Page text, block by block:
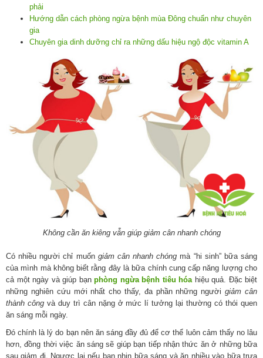
phải
Hướng dẫn cách phòng ngừa bệnh mùa Đông chuẩn như chuyên
gia
Chuyên gia dinh dưỡng chỉ ra những dấu hiệu ngộ độc vitamin A
Không cần ăn kiêng vẫn giúp giảm cân nhanh chóng
Có nhiều người chỉ muốn giảm cân nhanh chóng mà “hi sinh” bữa sáng
của mình mà không biết rằng đây là bữa chính cung cấp năng lượng cho
cả một ngày và giúp bạn phòng ngừa bệnh tiêu hóa hiệu quả. Đặc biệt
những nghiên cứu mới nhất cho thấy, đa phần những ngườigiảm cân
thành côngvà duy trì cân nặng ở mức lí tưởng lại thường có thói quen
ăn sáng mỗi ngày.
Đó chính là lý do bạn nên ăn sáng đầy đủ để cơ thể luôn cảm thấy no lâu
hơn, đồng thời việc ăn sáng sẽ giúp bạn tiếp nhận thức ăn ở những bữa
sau giảm đi. Ngược lại nếu bạn nhịn bữa sáng và ăn nhiều vào bữa trưa